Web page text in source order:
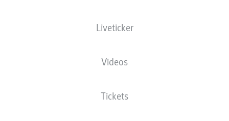
Liveticker
Videos
Tickets